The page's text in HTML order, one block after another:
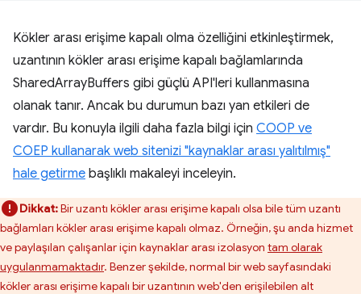
Kökler arası erişime kapalı olma özelliğini etkinleştirmek,
uzantının kökler arası erişime kapalı bağlamlarında
SharedArrayBuffers gibi güçlü API'leri kullanmasına
olanak tanır. Ancak bu durumun bazı yan etkileri de
vardır. Bu konuyla ilgili daha fazla bilgi için COOP ve
COEP kullanarak web sitenizi "kaynaklar arası yalıtılmış"
hale getirme başlıklı makaleyi inceleyin.
Dikkat:Bir uzantı kökler arası erişime kapalı olsa bile tüm uzantı
bağlamları kökler arası erişime kapalı olmaz. Örneğin, şu anda hizmet
ve paylaşılan çalışanlar için kaynaklar arası izolasyon tam olarak
uygulanmamaktadır. Benzer şekilde, normal bir web sayfasındaki
kökler arası erişime kapalı bir uzantının web'den erişilebilen alt